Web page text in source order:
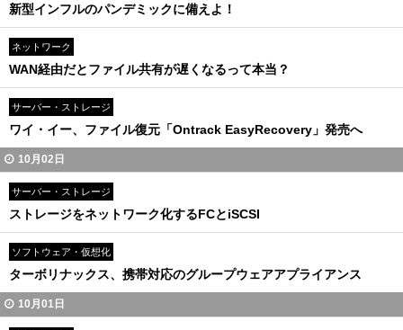
新型インフルのパンデミックに備えよ！
ネットワーク
WAN経由だとファイル共有が遅くなるって本当？
サーバー・ストレージ
ワイ・イー、ファイル復元「Ontrack EasyRecovery」発売へ
10月02日
サーバー・ストレージ
ストレージをネットワーク化するFCとiSCSI
ソフトウェア・仮想化
ターボリナックス、携帯対応のグループウェアアプライアンス
10月01日